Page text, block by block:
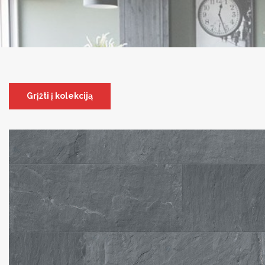
Grįžti į kolekciją